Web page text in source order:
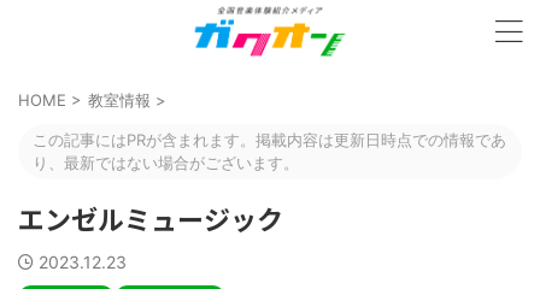
HOME > 教室情報 >
この記事にはPRが含まれます。掲載内容は更新日時点での情報であ
り、最新ではない場合がございます。
エンゼルミュージック
2023.12.23